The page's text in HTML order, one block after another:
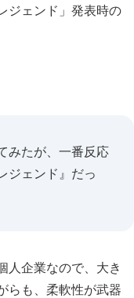
ジェンド」発表時の
みたが、一番反応
ジェンド』だっ
人企業なので、大き
らも、柔軟性が武器